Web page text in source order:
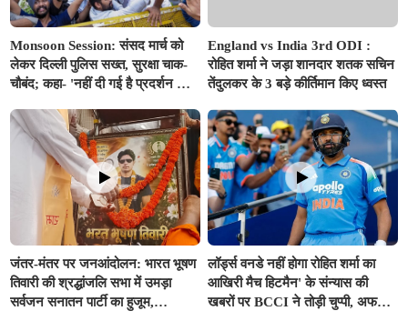
Monsoon Session: संसद मार्च को
लेकर दिल्ली पुलिस सख्त, सुरक्षा चाक-
चौबंद; कहा- 'नहीं दी गई है प्रदर्शन की
England vs India 3rd ODI :
रोहित शर्मा ने जड़ा शानदार शतक सचिन
तेंदुलकर के 3 बड़े कीर्तिमान किए ध्वस्त
जंतर-मंतर पर जनआंदोलन: भारत भूषण
तिवारी की श्रद्धांजलि सभा में उमड़ा
सर्वजन सनातन पार्टी का हुजूम,
लॉर्ड्स वनडे नहीं होगा रोहित शर्मा का
आखिरी मैच हिटमैन' के संन्यास की
खबरों पर BCCI ने तोड़ी चुप्पी, अफवाहों